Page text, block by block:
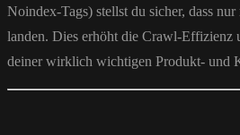
Noindex-Tags) stellst du sicher, dass
landen. Dies erhöht die Crawl-Effizienz
deiner wirklich wichtigen Produkt- und